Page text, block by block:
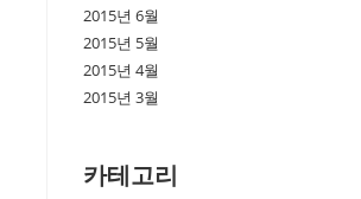
2015년 6월
2015년 5월
2015년 4월
2015년 3월
카테고리